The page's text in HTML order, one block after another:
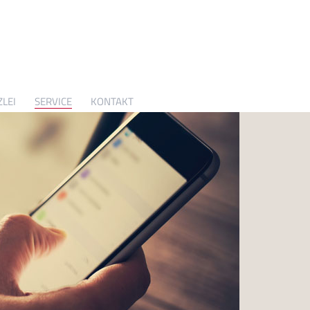
SERVICE KONTAKT